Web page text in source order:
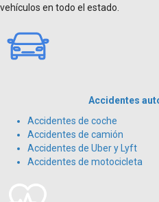
vehículos en todo el estado.
Accidentes
Accidentes de coche
Accidentes de camión
Accidentes de Uber y Lyft
Accidentes de motocicleta